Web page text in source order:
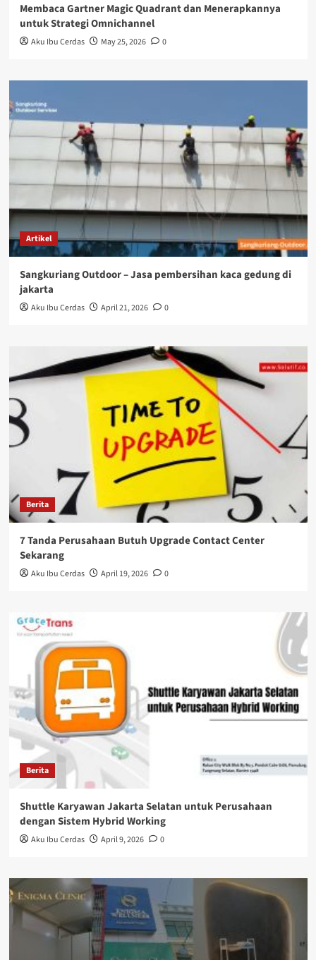
Membaca Gartner Magic Quadrant dan Menerapkannya
untuk Strategi Omnichannel
Aku Ibu Cerdas May 25, 2026 0
Artikel
Sangkuriang Outdoor – Jasa pembersihan kaca gedung di
jakarta
Aku Ibu Cerdas April 21, 2026 0
Berita
7 Tanda Perusahaan Butuh Upgrade Contact Center
Sekarang
Aku Ibu Cerdas April 19, 2026 0
Berita
Shuttle Karyawan Jakarta Selatan untuk Perusahaan
dengan Sistem Hybrid Working
Aku Ibu Cerdas April 9, 2026 0